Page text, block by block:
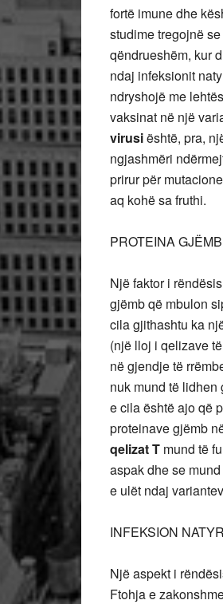
fortë imune dhe
studime tregojnë
qëndrueshëm, kur
ndaj infeksionit
ndryshojë me
vaksinat në një
virusiështë, pra,
ngjashmëri
prirur për
aq kohë sa fruthi.
PROTEINA
Një faktor i
gjëmb që mbulon
cila gjithashtu ka
(një lloj i qelizave
në gjendje të
nuk mund të
e cila është ajo që
proteinave gjëmb
qelizat T mund të
aspak dhe se
e ulët ndaj
INFEKSION
Një aspekt i
Ftohja e